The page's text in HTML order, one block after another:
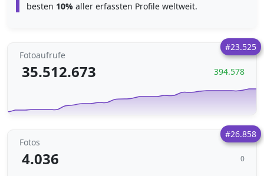
besten 10% aller erfassten Profile weltweit.
#23.525
Fotoaufrufe
35.512.673 394.578
#26.858
Fotos
4.036 0